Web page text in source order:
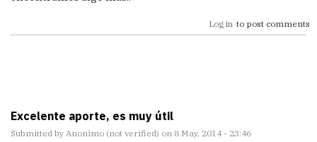
Log in to post comments
Excelente aporte, es muy útil
Submitted by Anonimo (not verified) on 8 May, 2014 - 23:46